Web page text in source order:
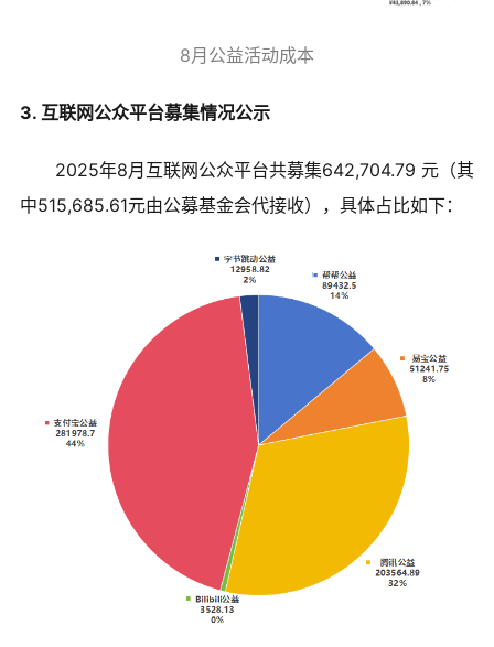
8月公益活动成本
3. 互联网公众平台募集情况公示
2025年8月互联网公众平台共募集642,704.79 元（其
中515,685.61元由公募基金会代接收），具体占比如下：